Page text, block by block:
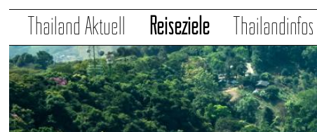
Thailand Aktuell Reiseziele Thailandinfos